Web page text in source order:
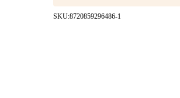
SKU:8720859296486-1